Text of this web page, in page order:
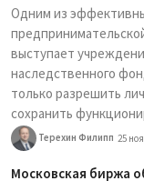
Одним из
выступает
наследственного
только разрешить
сохранить
Терехин Филипп 25
Московская биржа